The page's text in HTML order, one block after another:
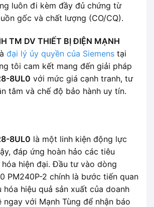
luôn đi kèm đầy đủ chứng từ
gốc và chất lượng (CO/CQ).
TM DV THIẾT BỊ ĐIỆN MẠNH
đại lý ủy quyền của Siemens tại
tôi cam kết mang đến giải pháp
8UL0 với mức giá cạnh tranh, tư
tâm và chế độ bảo hành uy tín.
8UL0 là một linh kiện động lực
đáp ứng hoàn hảo các tiêu
hiện đại. Đầu tư vào dòng
PM240P-2 chính là bước tiến quan
hiệu quả sản xuất của doanh
ngay với Mạnh Tùng để nhận báo